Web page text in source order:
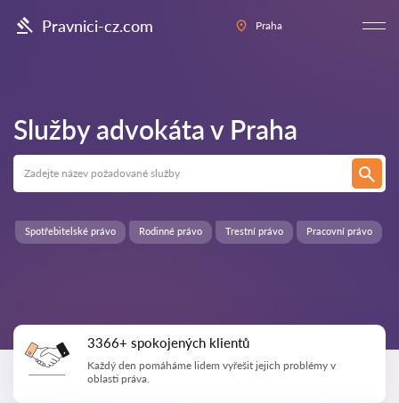
Pravnici-cz.com Praha
Služby advokáta v Praha
Pracovní právo
Spotřebitelské právo Rodinné právo Trestní právo
3366+ spokojených klientů
Každý den pomáháme lidem vyřešit jejich problémy v
oblasti práva.